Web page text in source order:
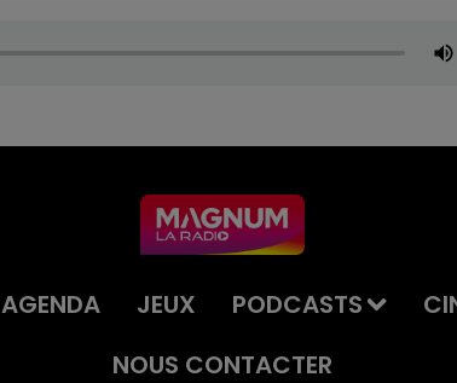
AGENDA JEUX PODCASTS
NOUS CONTACTER